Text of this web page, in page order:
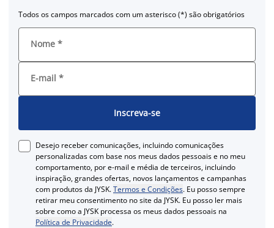
Todos os campos marcados com um asterisco (*) são obrigatórios
Nome *
E-mail *
Inscreva-se
Desejo receber comunicações, incluindo comunicações
personalizadas com base nos meus dados pessoais e no meu
comportamento, por e-mail e média de terceiros, incluindo
inspiração, grandes ofertas, novos lançamentos e campanhas
com produtos da JYSK.Termos e Condições. Eu posso sempre
retirar meu consentimento no site da JYSK. Eu posso ler mais
sobre como a JYSK processa os meus dados pessoais na
Política de Privacidade.